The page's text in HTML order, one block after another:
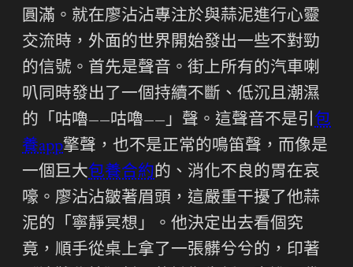
圓滿。就在廖沾沾專注於與蒜泥進行心靈
交流時，外面的世界開始發出一些不對勁
的信號。首先是聲音。街上所有的汽車喇
叭同時發出了一個持續不斷、低沉且潮濕
的「咕嚕——咕嚕——」聲。這聲音不是引 包
養app擎聲，也不是正常的鳴笛聲，而像是
一個巨大包養合約的、消化不良的胃在哀
嚎。廖沾沾皺著眉頭，這嚴重干擾了他蒜
泥的「寧靜冥想」。他決定出去看個究
竟，順手從桌上拿了一張髒兮兮的，印著